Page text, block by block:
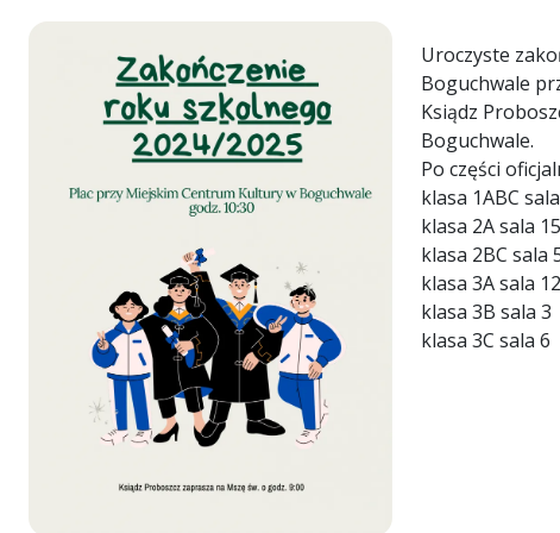
Uroczyste
Boguchwale
Ksiądz
Boguchwale.
Po części
klasa 1ABC
klasa 2A sala 15
klasa 2BC sala
klasa 3A sala 12
klasa 3B sala 3
klasa 3C sala 6